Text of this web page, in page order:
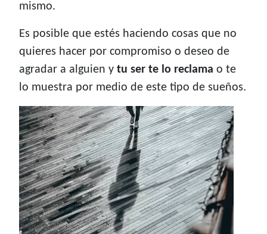
mismo.
Es posible que estés haciendo cosas que no
quieres hacer por compromiso o deseo de
agradar a alguien y tu ser te lo reclama o te
lo muestra por medio de este tipo de sueños.